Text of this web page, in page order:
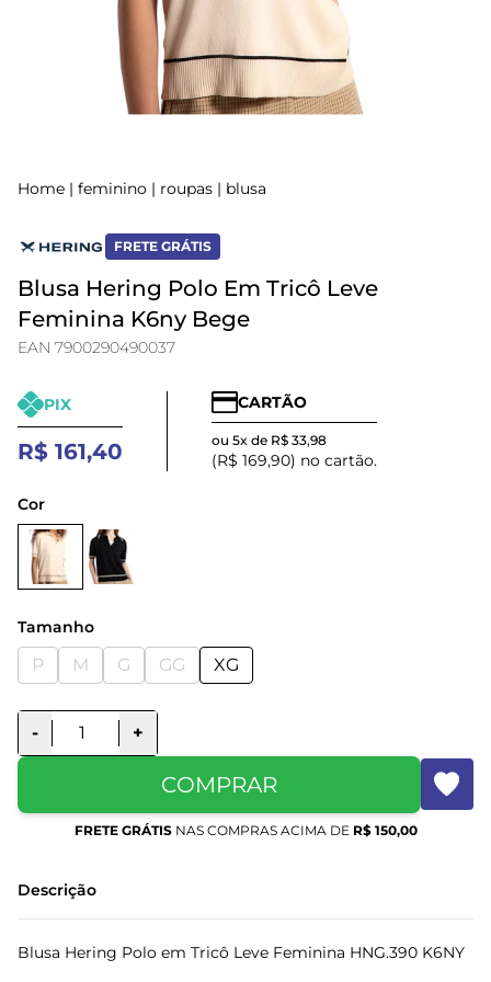
Home | feminino | roupas | blusa
FRETE GRÁTIS
Blusa Hering Polo Em Tricô Leve
Feminina K6ny Bege
EAN 7900290490037
PIX
R$ 161,40
CARTÃO
ou 5x de R$ 33,98
(R$ 169,90) no cartão.
Cor
Tamanho
P M G GG XG
- +
COMPRAR
FRETE GRÁTISNAS COMPRAS ACIMA DE R$ 150,00
Descrição
Blusa Hering Polo em Tricô Leve Feminina HNG.390 K6NY